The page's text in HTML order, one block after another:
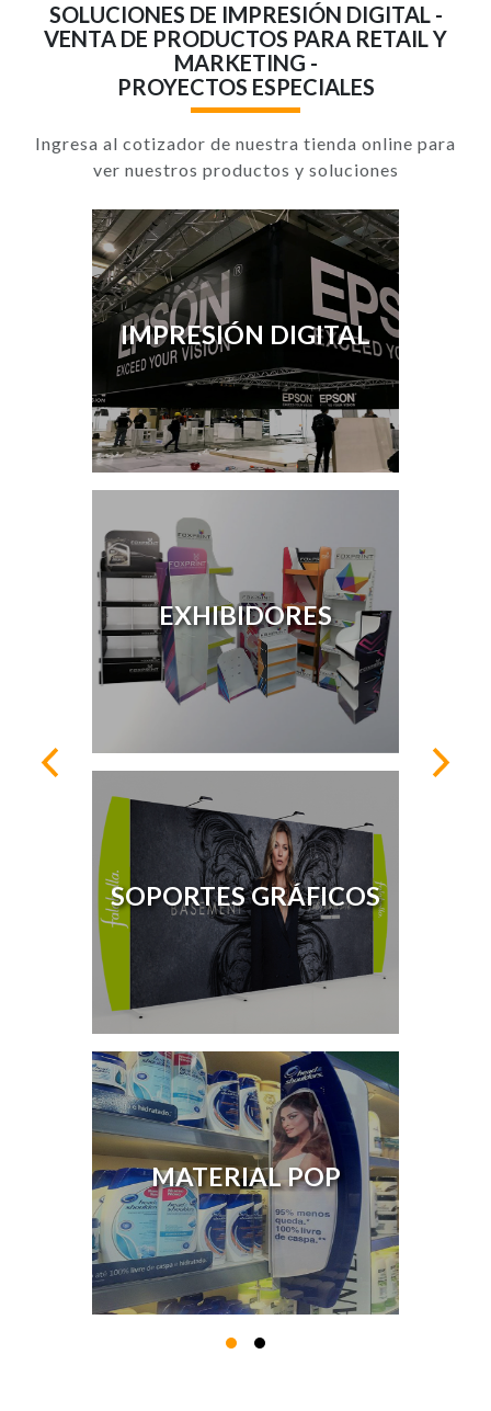
SOLUCIONES DE IMPRESIÓN DIGITAL -
VENTA DE PRODUCTOS PARA RETAIL Y
MARKETING -
PROYECTOS ESPECIALES
Ingresa al cotizador de nuestra tienda online para
ver nuestros productos y soluciones
IMPRESIÓN DIGITAL
EXHIBIDORES
SOPORTES GRÁFICOS
MATERIAL POP